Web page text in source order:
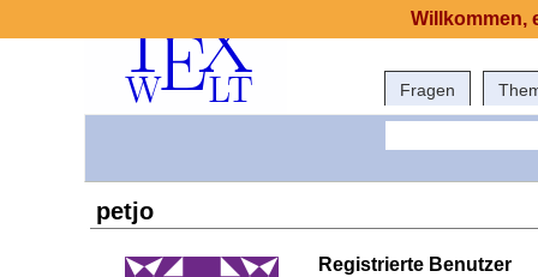
Fragen
petjo
Registrierte Benutzer
Willkommen,